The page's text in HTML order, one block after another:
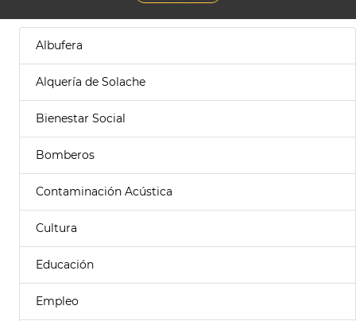
Albufera
Alquería de Solache
Bienestar Social
Bomberos
Contaminación Acústica
Cultura
Educación
Empleo